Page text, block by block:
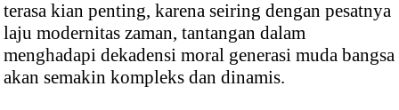
terasa kian penting, karena seiring dengan pesatnya
laju modernitas zaman, tantangan dalam
menghadapi dekadensi moral generasi muda bangsa
akan semakin kompleks dan dinamis.